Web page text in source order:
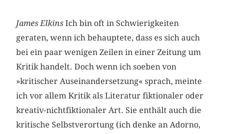
James ElkinsIch bin oft in Schwierigkeiten
geraten, wenn ich behauptete, dass es sich auch
bei ein paar wenigen Zeilen in einer Zeitung um
Kritik handelt. Doch wenn ich soeben von
»kritischer Auseinandersetzung« sprach, meinte
ich vor allem Kritik als Literatur fiktionaler oder
kreativ-nichtfiktionaler Art. Sie enthält auch die
kritische Selbstverortung (ich denke an Adorno,